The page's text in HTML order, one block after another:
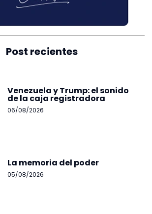
Post recientes
Venezuela y Trump: el sonido
de la caja registradora
06/08/2026
La memoria del poder
05/08/2026